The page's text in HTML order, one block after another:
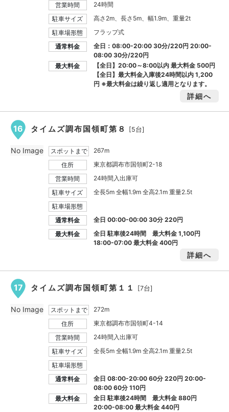
営業時間
24時間
駐車サイズ
高さ2m、長さ5m、幅1.9m、重量2t
駐車場形態
フラップ式
通常料金
全日：08:00-20:00 30分/220円 20:00-
08:00 30分/220円
最大料金
【全日】20:00～8:00以内 最大料金 500円
【全日】最大料金入庫後24時間以内1,200
円 ※最大料金は繰り返し適用となります。
詳細へ
16 タイムズ調布国領町第８ [5台]
スポットまで
267m
住所
東京都調布市国領町2-18
営業時間
24時間入出庫可
駐車サイズ
全長5m 全幅1.9m 全高2.1m 重量2.5t
駐車場形態
通常料金
全日 00:00-00:00 30分 220円
最大料金
全日 駐車後24時間 最大料金1,100円
18:00-07:00 最大料金400円
詳細へ
No Image
17 タイムズ調布国領町第１１ [7台]
スポットまで
272m
住所
東京都調布市国領町4-14
営業時間
24時間入出庫可
駐車サイズ
全長5m 全幅1.9m 全高2.1m 重量2.5t
駐車場形態
通常料金
全日 08:00-20:00 60分 220円 20:00-
08:00 60分 110円
最大料金
全日 駐車後24時間 最大料金880円
20:00-08:00 最大料金440円
No Image